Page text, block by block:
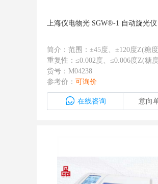
上海仪电物光 SGW®-1 自动旋光仪
简介：范围：±45度、±120度Z(糖度
重复性：≤0.002度、≤0.006度Z(糖度
可测样品最低透过率：1%； 最小读
位：0.001度； 有USB接口；发光二
加滤光片代替钠光灯，终身不用换
可测试比旋度、旋光度、糖度； 可
货号：M04238
参考价： 可询价
在线咨询 意向